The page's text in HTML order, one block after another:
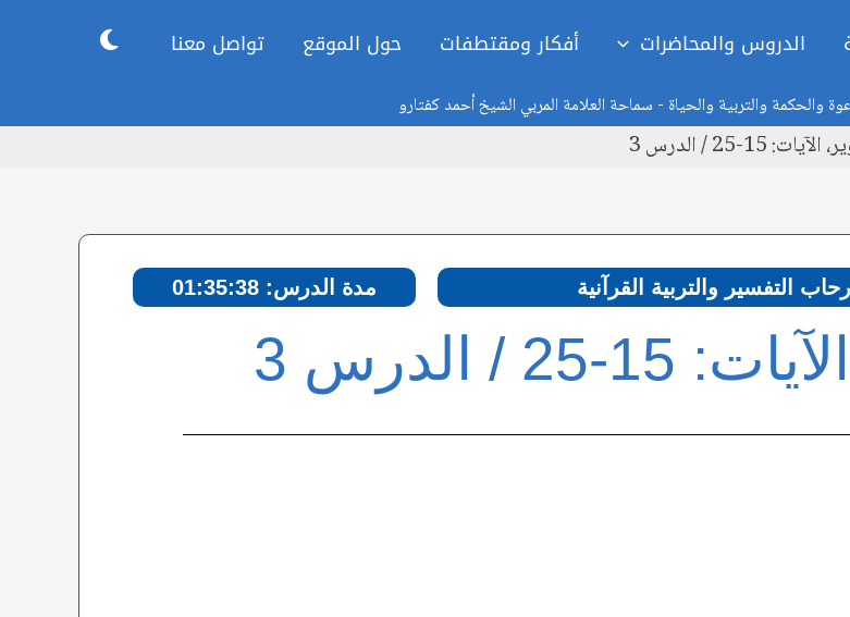
الدروس والمحاضرات أفكار ومقتطفات حول الموقع تواصل معنا
والحكمة والتربية والحياة - سماحة العلامة المربي الشيخ أحمد كفتارو
25 / الدرس 3
التفسير والتربية القرآنية مدة الدرس: 01:35:38
/ الدرس 3